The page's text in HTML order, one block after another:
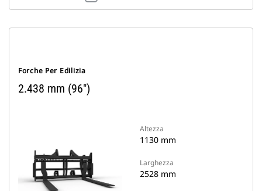
Forche Per Edilizia
2.438 mm (96")
Altezza
1130 mm
Larghezza
2528 mm